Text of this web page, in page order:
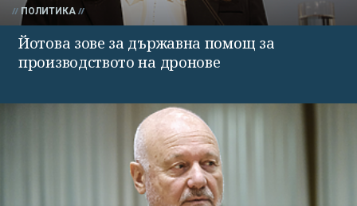
ПОЛИТИКА
Йотова зове за държавна помощ за
производството на дронове